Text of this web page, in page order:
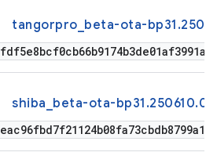
tangorpro_beta-ota-
shiba_beta-ota-